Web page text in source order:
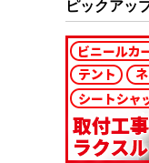
ピックアッ